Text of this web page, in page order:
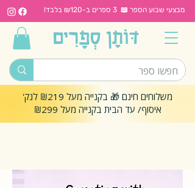
מבצעי שבוע הספר 📖 3 ספרים ב-₪120 בלבד!
משלוחים חינם 🎁 בקנייה מעל ₪219 לנק'
איסוף/ עד הבית בקנייה מעל ₪299